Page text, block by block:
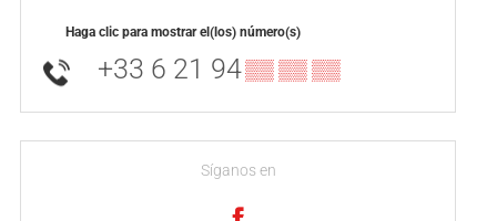
Haga clic para mostrar el(los) número(s)
+33 6 21 94▒▒ ▒▒ ▒▒
Síganos en